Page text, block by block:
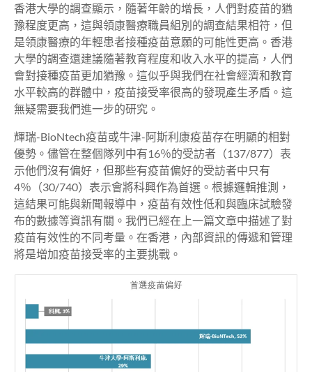
香港大學的調查顯示，隨著年齡的增長，人們對疫苗的猶
豫程度更高，這與領康醫療職員組別的調查結果相符，但
是領康醫療的年輕患者接種疫苗意願的可能性更高。香港
大學的調查還建議隨著教育程度和收入水平的提高，人們
會對接種疫苗更加猶豫。這似乎與我們在社會經濟和教育
水平較高的群體中，疫苗接受率很高的發現產生矛盾。這
無疑需要我們進一步的研究。
輝瑞-BioNtech疫苗或牛津-阿斯利康疫苗存在明顯的相對
優勢。儘管在整個隊列中有16％的受訪者（137/877）表
示他們沒有偏好，但那些有疫苗偏好的受訪者中只有
4％（30/740）表示會將科興作為首選。根據邏輯推測，
這結果可能與新聞報導中，疫苗有效性低和與臨床試驗發
布的數據等資訊有關。我們已經在上一篇文章中描述了對
疫苗有效性的不同考量。在香港，內部資訊的傳遞和管理
將是增加疫苗接受率的主要挑戰。